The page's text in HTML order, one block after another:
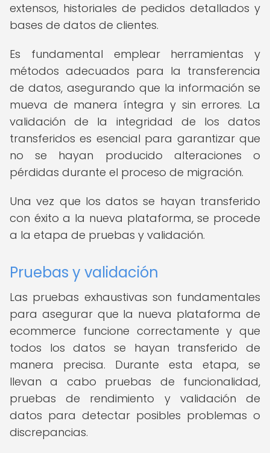
extensos, historiales de pedidos detallados y
bases de datos de clientes.
Es fundamental emplear herramientas y
métodos adecuados para la transferencia
de datos, asegurando que la información se
mueva de manera íntegra y sin errores. La
validación de la integridad de los datos
transferidos es esencial para garantizar que
no se hayan producido alteraciones o
pérdidas durante el proceso de migración.
Una vez que los datos se hayan transferido
con éxito a la nueva plataforma, se procede
a la etapa de pruebas y validación.
Pruebas y validación
Las pruebas exhaustivas son fundamentales
para asegurar que la nueva plataforma de
ecommerce funcione correctamente y que
todos los datos se hayan transferido de
manera precisa. Durante esta etapa, se
llevan a cabo pruebas de funcionalidad,
pruebas de rendimiento y validación de
datos para detectar posibles problemas o
discrepancias.